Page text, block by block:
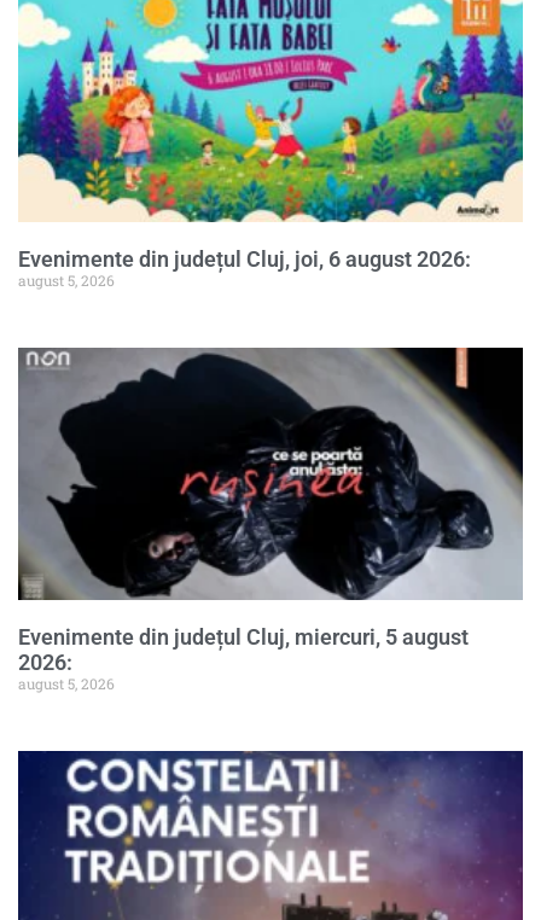
Evenimente din județul Cluj, joi, 6 august 2026:
august 5, 2026
Evenimente din județul Cluj, miercuri, 5 august
2026:
august 5, 2026